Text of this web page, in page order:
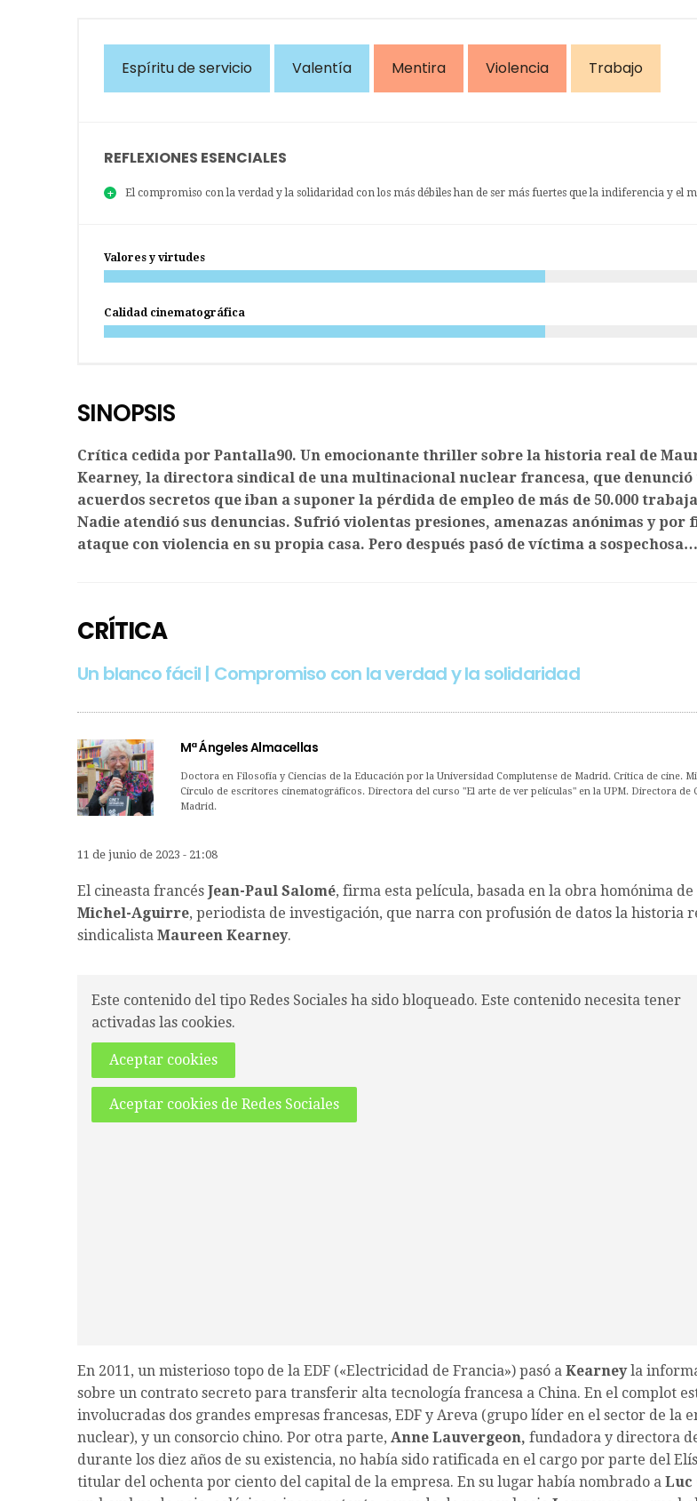
Espíritu de servicio Valentía Mentira Violencia Trabajo
REFLEXIONES ESENCIALES
El compromiso con la verdad y la solidaridad con los más débiles han de ser más fuertes que la indiferencia y el
Valores y virtudes
Calidad cinematográfica
SINOPSIS
Crítica cedida por Pantalla90. Un emocionante thriller sobre la historia real de
Kearney, la directora sindical de una multinacional nuclear francesa, que denunció
acuerdos secretos que iban a suponer la pérdida de empleo de más de 50.000
Nadie atendió sus denuncias. Sufrió violentas presiones, amenazas anónimas y por
ataque con violencia en su propia casa. Pero después pasó de víctima a sospechosa…
CRÍTICA
Un blanco fácil | Compromiso con la verdad y la solidaridad
Mª Ángeles Almacellas
Doctora en Filosofía y Ciencias de la Educación por la Universidad Complutense de Madrid. Crítica de cine.
Círculo de escritores cinematográficos. Directora del curso "El arte de ver películas" en la UPM. Directora de
Madrid.
11 de junio de 2023 - 21:08
El cineasta francés Jean-Paul Salomé, firma esta película, basada en la obra homónima de
Michel-Aguirre, periodista de investigación, que narra con profusión de datos la historia
sindicalista Maureen Kearney.
Este contenido del tipo Redes Sociales ha sido bloqueado. Este contenido necesita tener
activadas las cookies.
Aceptar cookies
Aceptar cookies de Redes Sociales
En 2011, un misterioso topo de la EDF («Electricidad de Francia») pasó a Kearneyla
sobre un contrato secreto para transferir alta tecnología francesa a China. En el complot
involucradas dos grandes empresas francesas, EDF y Areva (grupo líder en el sector de la
nuclear), y un consorcio chino. Por otra parte, Anne Lauvergeon, fundadora y directora
durante los diez años de su existencia, no había sido ratificada en el cargo por parte del
titular del ochenta por ciento del capital de la empresa. En su lugar había nombrado a Luc